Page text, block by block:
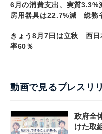
6月の消費支出、実質
房用器具は22.7%減 総務
きょう8月7日は立秋 西日
率60％
動画で見るプレスリ
政府全
けた取